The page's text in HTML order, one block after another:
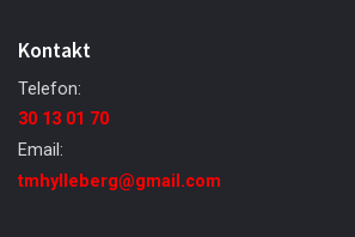
Kontakt
Telefon:
30 13 01 70
Email:
tmhylleberg@gmail.com